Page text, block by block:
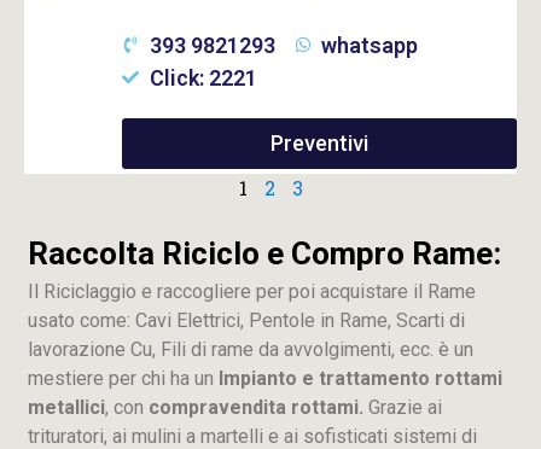
393 9821293
whatsapp
Click: 2221
Preventivi
1
2 3
Raccolta Riciclo e Compro Rame:
Il Riciclaggio e raccogliere per poi acquistare il Rame
usato come: Cavi Elettrici, Pentole in Rame, Scarti di
lavorazione Cu, Fili di rame da avvolgimenti, ecc. è un
mestiere per chi ha un Impianto e trattamento rottami
metallici, con compravendita rottami. Grazie ai
trituratori, ai mulini a martelli e ai sofisticati sistemi di